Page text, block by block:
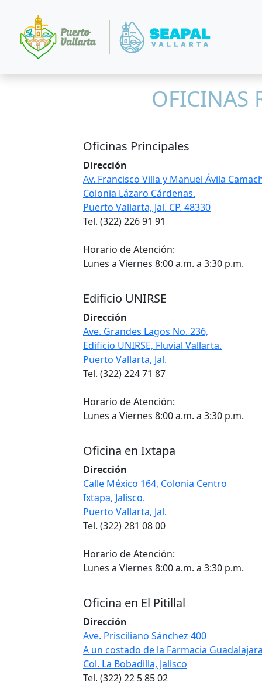
OFICINAS
Oficinas Principales
Dirección
Av. Francisco Villa y Manuel Ávila
Colonia Lázaro Cárdenas.
Puerto Vallarta, Jal. CP. 48330
Tel. (322) 226 91 91
Horario de Atención:
Lunes a Viernes 8:00 a.m. a 3:30 p.m.
Edificio UNIRSE
Dirección
Ave. Grandes Lagos No. 236,
Edificio UNIRSE, Fluvial Vallarta.
Puerto Vallarta, Jal.
Tel. (322) 224 71 87
Horario de Atención:
Lunes a Viernes 8:00 a.m. a 3:30 p.m.
Oficina en Ixtapa
Dirección
Calle México 164, Colonia Centro
Ixtapa, Jalisco.
Puerto Vallarta, Jal.
Tel. (322) 281 08 00
Horario de Atención:
Lunes a Viernes 8:00 a.m. a 3:30 p.m.
Oficina en El Pitillal
Dirección
Ave. Prisciliano Sánchez 400
A un costado de la Farmacia
Col. La Bobadilla, Jalisco
Tel. (322) 22 5 85 02